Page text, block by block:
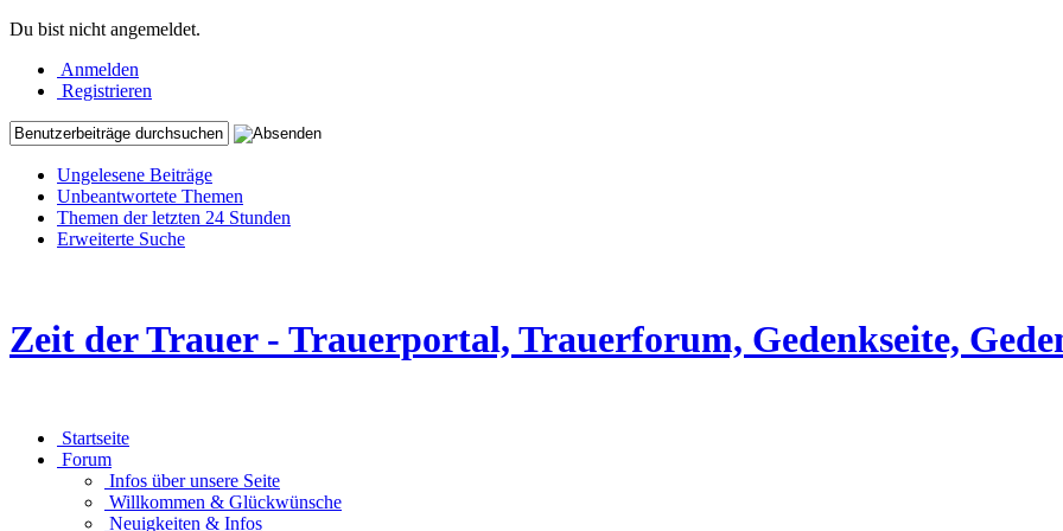
Du bist nicht angemeldet.
Anmelden
Registrieren
Ungelesene Beiträge
Unbeantwortete Themen
Themen der letzten 24 Stunden
Erweiterte Suche
Zeit der Trauer - Trauerportal, Trauerforum, Gedenkseite,
Startseite
Forum
Infos über unsere Seite
Willkommen & Glückwünsche
Neuigkeiten & Infos